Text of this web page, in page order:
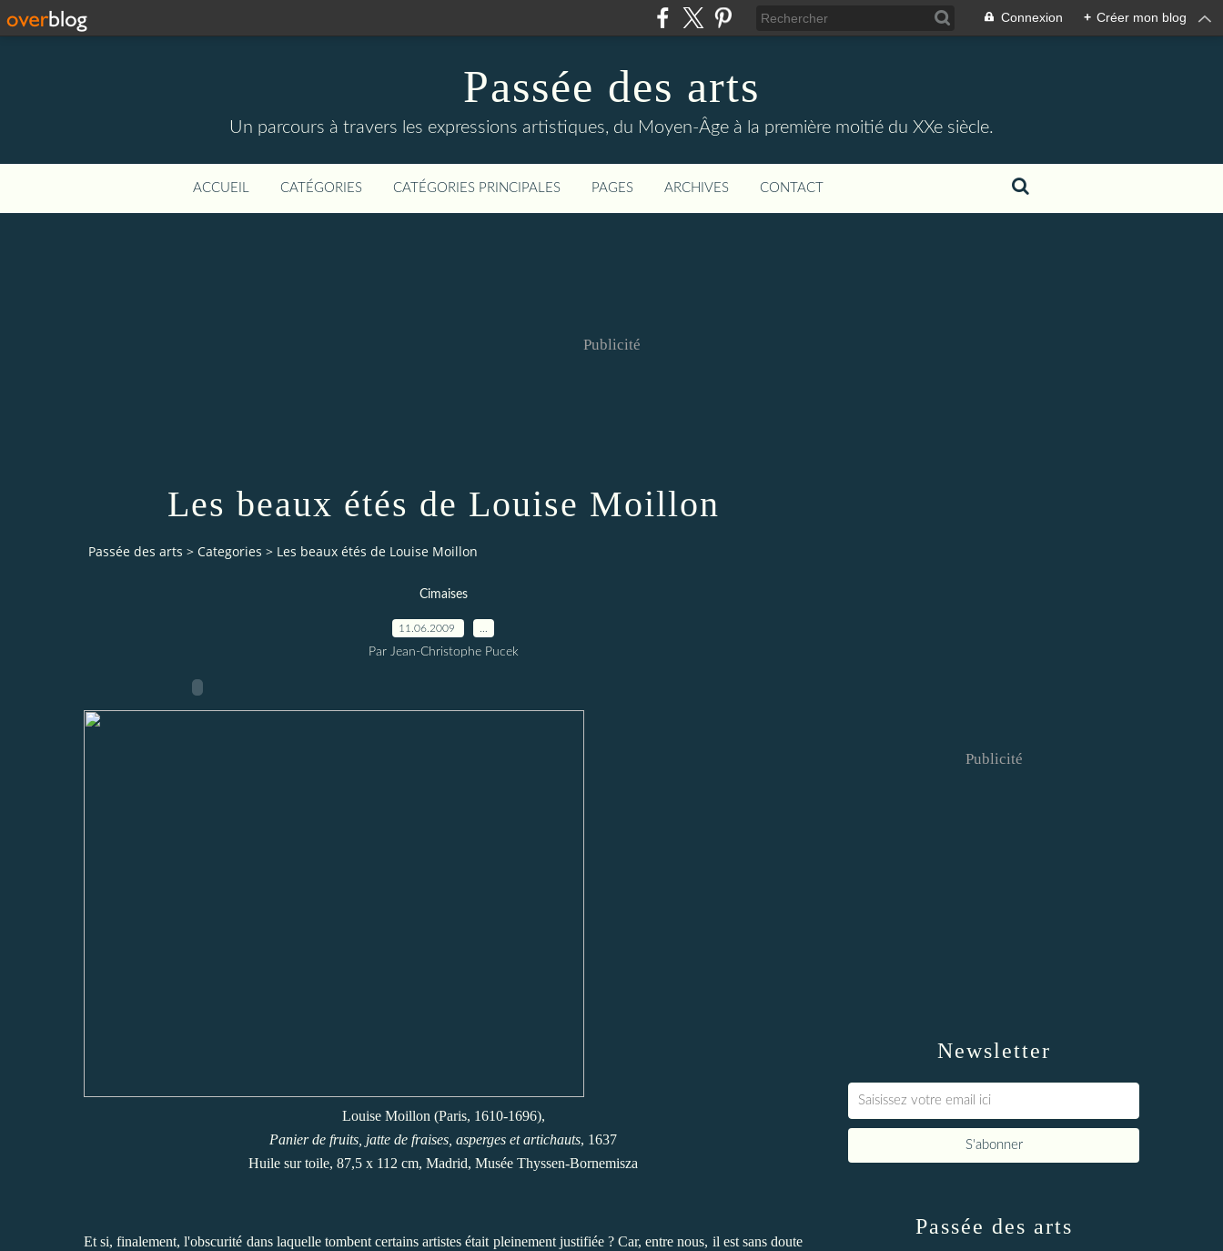
Connexion + Créer mon blog
Passée des arts
Un parcours à travers les expressions artistiques, du Moyen-Âge à la première moitié du XXe siècle.
ACCUEIL CATÉGORIES CATÉGORIES PRINCIPALES PAGES ARCHIVES CONTACT
Publicité
Les beaux étés de Louise Moillon
Passée des arts > Categories > Les beaux étés de Louise Moillon
Cimaises
11.06.2009
Par Jean-Christophe Pucek
Louise Moillon (Paris, 1610-1696),
Panier de fruits, jatte de fraises, asperges et artichauts, 1637
Huile sur toile, 87,5 x 112 cm, Madrid, Musée Thyssen-Bornemisza
Et si, finalement, l'obscurité dans laquelle tombent certains artistes était pleinement justifiée ? Car, entre nous, il est sans doute
Newsletter
Publicité
Passée des arts